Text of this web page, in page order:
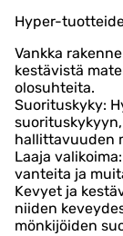
Hyper-
Vankka
kestävistä
olosuhteita.
Suorituskyky:
hallittavuuden
Laaja
vanteita ja
Kevyet ja
niiden
mönkijöiden